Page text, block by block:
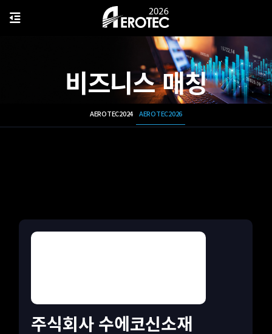
비즈니스 매칭
AEROTEC2024 AEROTEC2026
주식회사 수에코신소재